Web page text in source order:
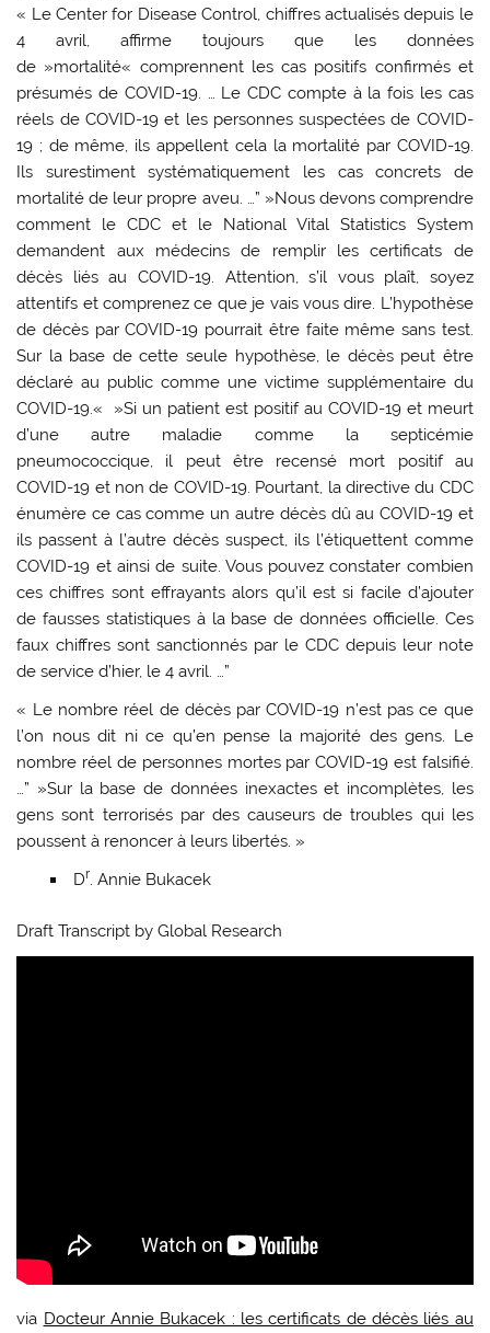
« Le Center for Disease Control, chiffres actualisés depuis le
4 avril, affirme toujours que les données
de »mortalité« comprennent les cas positifs confirmés et
présumés de COVID-19. … Le CDC compte à la fois les cas
réels de COVID-19 et les personnes suspectées de COVID-
19 ; de même, ils appellent cela la mortalité par COVID-19.
Ils surestiment systématiquement les cas concrets de
mortalité de leur propre aveu. …” »Nous devons comprendre
comment le CDC et le National Vital Statistics System
demandent aux médecins de remplir les certificats de
décès liés au COVID-19. Attention, s’il vous plaît, soyez
attentifs et comprenez ce que je vais vous dire. L’hypothèse
de décès par COVID-19 pourrait être faite même sans test.
Sur la base de cette seule hypothèse, le décès peut être
déclaré au public comme une victime supplémentaire du
COVID-19.« »Si un patient est positif au COVID-19 et meurt
d’une autre maladie comme la septicémie
pneumococcique, il peut être recensé mort positif au
COVID-19 et non de COVID-19. Pourtant, la directive du CDC
énumère ce cas comme un autre décès dû au COVID-19 et
ils passent à l’autre décès suspect, ils l’étiquettent comme
COVID-19 et ainsi de suite. Vous pouvez constater combien
ces chiffres sont effrayants alors qu’il est si facile d’ajouter
de fausses statistiques à la base de données officielle. Ces
faux chiffres sont sanctionnés par le CDC depuis leur note
de service d’hier, le 4 avril. …”
« Le nombre réel de décès par COVID-19 n’est pas ce que
l’on nous dit ni ce qu’en pense la majorité des gens. Le
nombre réel de personnes mortes par COVID-19 est falsifié.
…” »Sur la base de données inexactes et incomplètes, les
gens sont terrorisés par des causeurs de troubles qui les
poussent à renoncer à leurs libertés. »
Dr. Annie Bukacek
Draft Transcript by Global Research
via Docteur Annie Bukacek : les certificats de décès liés au